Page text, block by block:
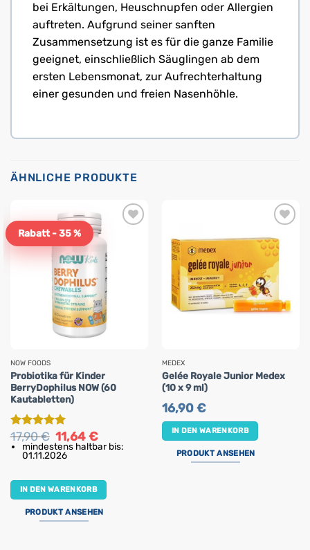
bei Erkältungen, Heuschnupfen oder Allergien
auftreten. Aufgrund seiner sanften
Zusammensetzung ist es für die ganze Familie
geeignet, einschließlich Säuglingen ab dem
ersten Lebensmonat, zur Aufrechterhaltung
einer gesunden und freien Nasenhöhle.
ÄHNLICHE PRODUKTE
Rabatt - 35 %
NOW FOODS
Probiotika für Kinder
BerryDophilus NOW (60
Kautabletten)
Bewertet
mit5von
17,90€ Ursprünglicher
Preis
war:
17,90 €
11,64€Aktueller
Preis
ist:
mindestens haltbar bis:
01.11.2026
IN DEN WARENKORB
PRODUKT ANSEHEN
MEDEX
Gelée Royale Junior Medex
(10 x 9 ml)
16,90€
IN DEN WARENKORB
PRODUKT ANSEHEN